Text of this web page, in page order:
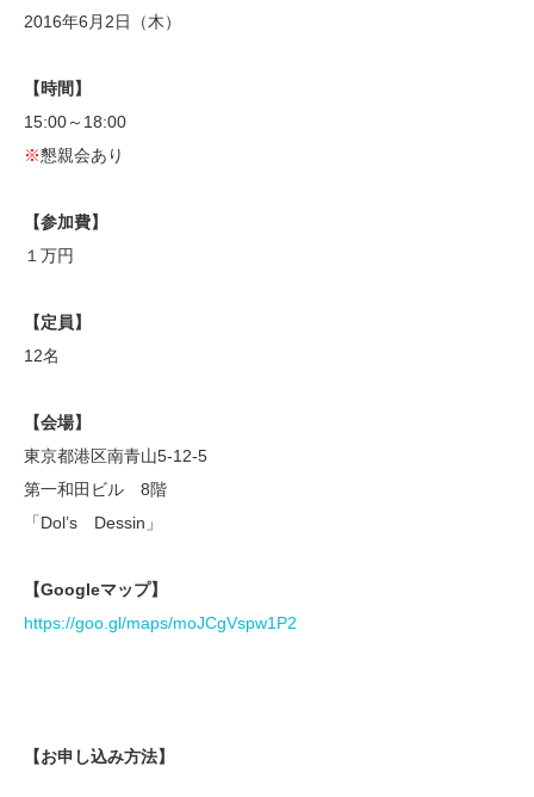
2016年6月2日（木）
【時間】
15:00～18:00
※懇親会あり
【参加費】
１万円
【定員】
12名
【会場】
東京都港区南青山5-12-5
第一和田ビル 8階
「Dol’s Dessin」
【Googleマップ】
https://goo.gl/maps/moJCgVspw1P2
【お申し込み方法】